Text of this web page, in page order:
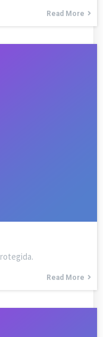
Read More
Read More